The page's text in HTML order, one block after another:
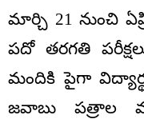
మార్చి 21 నుంచి
పదో తరగతి
మందికి పైగా
జవాబు పత్రాల